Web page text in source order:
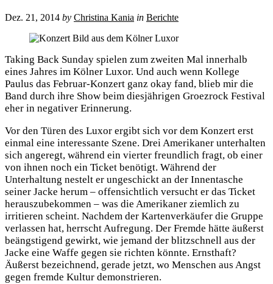
Dez. 21, 2014 by Christina Kania in Berichte
Taking Back Sunday spielen zum zweiten Mal innerhalb
eines Jahres im Kölner Luxor. Und auch wenn Kollege
Paulus das Februar-Konzert ganz okay fand, blieb mir die
Band durch ihre Show beim diesjährigen Groezrock Festival
eher in negativer Erinnerung.
Vor den Türen des Luxor ergibt sich vor dem Konzert erst
einmal eine interessante Szene. Drei Amerikaner unterhalten
sich angeregt, während ein vierter freundlich fragt, ob einer
von ihnen noch ein Ticket benötigt. Während der
Unterhaltung nestelt er ungeschickt an der Innentasche
seiner Jacke herum – offensichtlich versucht er das Ticket
herauszubekommen – was die Amerikaner ziemlich zu
irritieren scheint. Nachdem der Kartenverkäufer die Gruppe
verlassen hat, herrscht Aufregung. Der Fremde hätte äußerst
beängstigend gewirkt, wie jemand der blitzschnell aus der
Jacke eine Waffe gegen sie richten könnte. Ernsthaft?
Äußerst bezeichnend, gerade jetzt, wo Menschen aus Angst
gegen fremde Kultur demonstrieren.